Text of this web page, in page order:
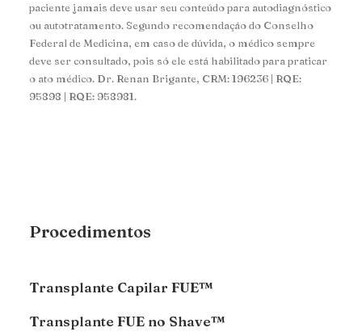
paciente jamais deve usar seu conteúdo para autodiagnóstico
ou autotratamento. Segundo recomendação do Conselho
Federal de Medicina, em caso de dúvida, o médico sempre
deve ser consultado, pois só ele está habilitado para praticar
o ato médico. Dr. Renan Brigante, CRM: 196236 | RQE:
95898 | RQE: 958981.
Procedimentos
Transplante Capilar FUE™
Transplante FUE no Shave™